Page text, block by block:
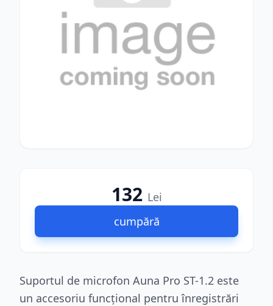
132 Lei
cumpără
Suportul de microfon Auna Pro ST-1.2 este
un accesoriu funcțional pentru înregistrări